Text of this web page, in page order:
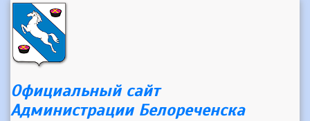
Официальный сайт
Администрации Белореченска